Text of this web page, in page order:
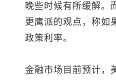
晚些时候有所缓解。
更鹰派的观点，称如
政策利率。
金融市场目前预计，